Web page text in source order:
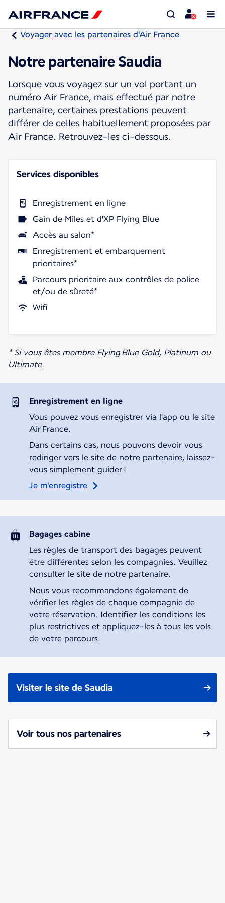
Voyager avec les partenaires d'Air France
Notre partenaire Saudia
Lorsque vous voyagez sur un vol portant un
numéro Air France, mais effectué par notre
partenaire, certaines prestations peuvent
différer de celles habituellement proposées par
Air France. Retrouvez-les ci-dessous.
Services disponibles
Enregistrement en ligne
Gain de Miles et d'XP Flying Blue
Accès au salon*
Enregistrement et embarquement
prioritaires*
Parcours prioritaire aux contrôles de police
et/ou de sûreté*
Wifi
* Si vous êtes membre Flying Blue Gold, Platinum ou
Ultimate.
Enregistrement en ligne
Vous pouvez vous enregistrer via l'app ou le site
Air France.
Dans certains cas, nous pouvons devoir vous
rediriger vers le site de notre partenaire, laissez-
vous simplement guider !
Je m'enregistre
Bagages cabine
Les règles de transport des bagages peuvent
être différentes selon les compagnies. Veuillez
consulter le site de notre partenaire.
Nous vous recommandons également de
vérifier les règles de chaque compagnie de
votre réservation. Identifiez les conditions les
plus restrictives et appliquez-les à tous les vols
de votre parcours.
Visiter le site de Saudia
Voir tous nos partenaires